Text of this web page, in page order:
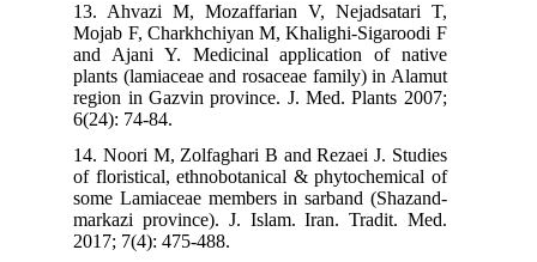
13. Ahvazi M, Mozaffarian V, Nejadsatari T,
Mojab F, Charkhchiyan M, Khalighi-Sigaroodi F
and Ajani Y. Medicinal application of native
plants (lamiaceae and rosaceae family) in Alamut
region in Gazvin province. J. Med. Plants 2007;
6(24): 74-84.
14. Noori M, Zolfaghari B and Rezaei J. Studies
of floristical, ethnobotanical & phytochemical of
some Lamiaceae members in sarband (Shazand-
markazi province). J. Islam. Iran. Tradit. Med.
2017; 7(4): 475-488.